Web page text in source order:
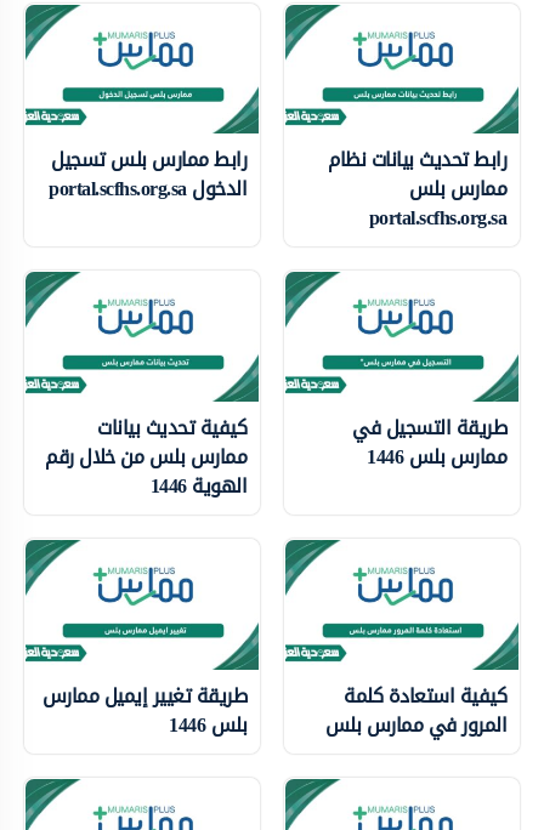
رابط تحديث بيانات نظام
ممارس بلس
portal.scfhs.org.sa
رابط ممارس بلس تسجيل
الدخول portal.scfhs.org.sa
طريقة التسجيل في
ممارس بلس 1446
كيفية تحديث بيانات
ممارس بلس من خلال رقم
الهوية 1446
كيفية استعادة كلمة
المرور في ممارس بلس
طريقة تغيير إيميل ممارس
بلس 1446